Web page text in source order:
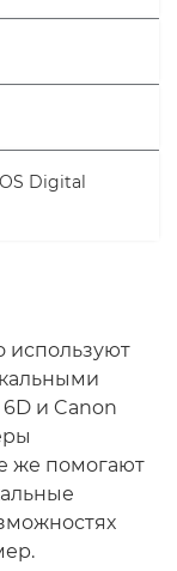
Digital
используют
и Canon
же помогают